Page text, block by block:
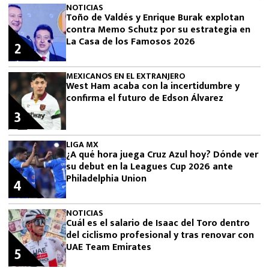
NOTICIAS
Toño de Valdés y Enrique Burak explotan
contra Memo Schutz por su estrategia en
La Casa de los Famosos 2026
2
MEXICANOS EN EL EXTRANJERO
West Ham acaba con la incertidumbre y
confirma el futuro de Edson Álvarez
3
LIGA MX
¿A qué hora juega Cruz Azul hoy? Dónde ver
su debut en la Leagues Cup 2026 ante
Philadelphia Union
4
NOTICIAS
Cuál es el salario de Isaac del Toro dentro
del ciclismo profesional y tras renovar con
UAE Team Emirates
5